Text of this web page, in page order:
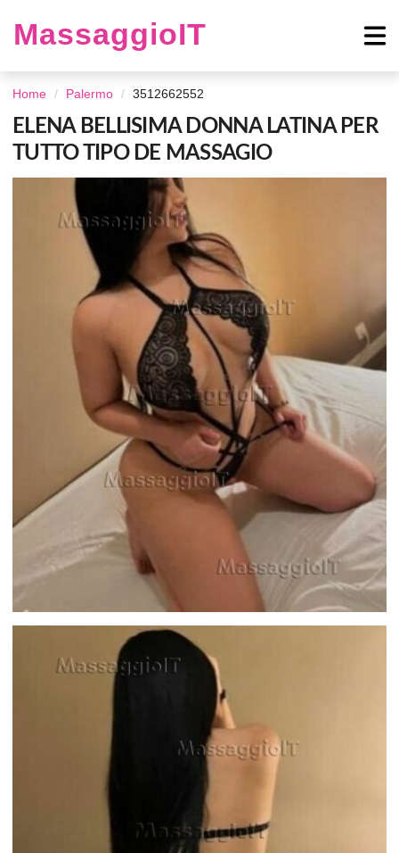
MassaggioIT
Home Palermo 3512662552
ELENA BELLISIMA DONNA LATINA PER
TUTTO TIPO DE MASSAGIO